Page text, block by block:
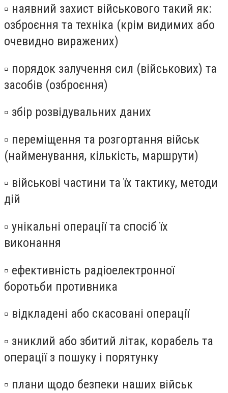
▫️ наявний захист військового такий як:
озброєння та техніка (крім видимих або
очевидно виражених)
▫️ порядок залучення сил (військових) та
засобів (озброєння)
▫️ збір розвідувальних даних
▫️ переміщення та розгортання військ
(найменування, кількість, маршрути)
▫️ військові частини та їх тактику, методи
дій
▫️ унікальні операції та спосіб їх
виконання
▫️ ефективність радіоелектронної
боротьби противника
▫️ відкладені або скасовані операції
▫️ зниклий або збитий літак, корабель та
операції з пошуку і порятунку
▫️ плани щодо безпеки наших військ